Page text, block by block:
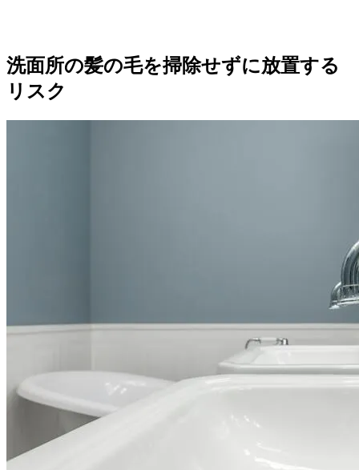
洗面所の髪の毛を掃除せずに放置する
リスク